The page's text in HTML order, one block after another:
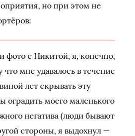
но при этом не
фото с Никитой, я, конечно,
что мне удавалось в течение
лет скрывать эту
оградить моего маленького
негатива (люди бывают
стороны, я выдохнул —